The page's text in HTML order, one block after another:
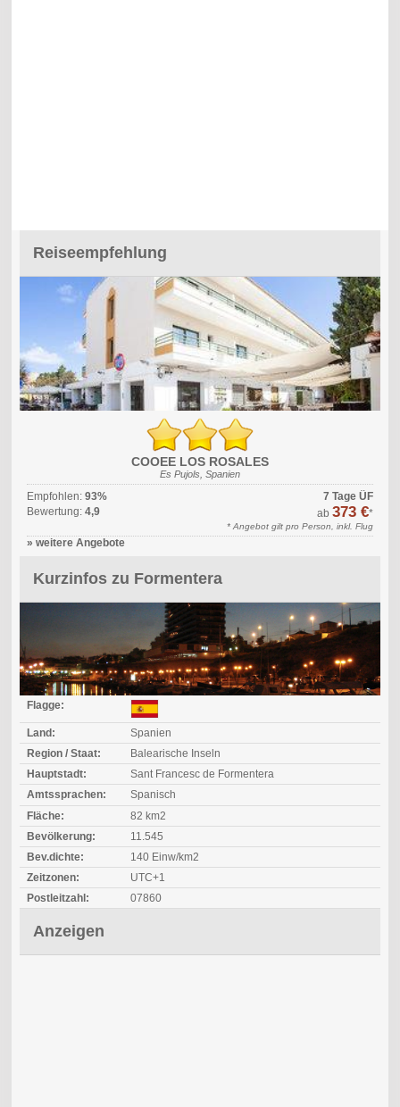
Reiseempfehlung
COOEE LOS ROSALES
Es Pujols, Spanien
Empfohlen: 93%
Bewertung: 4,9
7 Tage ÜF
ab373 €*
* Angebot gilt pro Person, inkl. Flug
» weitere Angebote
Kurzinfos zu Formentera
Flagge:
Land:
Spanien
Region / Staat:
Balearische Inseln
Hauptstadt:
Sant Francesc de Formentera
Amtssprachen:
Spanisch
Fläche:
82 km2
Bevölkerung:
11.545
Bev.dichte:
140 Einw/km2
Zeitzonen:
UTC+1
Postleitzahl:
07860
Anzeigen